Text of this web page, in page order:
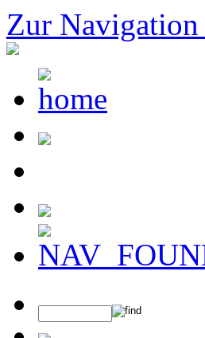
Zur Navigation